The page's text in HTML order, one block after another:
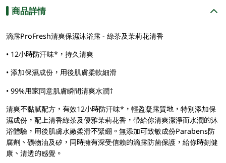
商品詳情
滴露ProFresh清爽保濕沐浴露 - 綠茶及茉莉花清香
• 12小時防汗味*，持久清爽
• 添加保濕成份，用後肌膚柔軟細滑
• 99%用家同意肌膚瞬間清爽水潤†
清爽不黏膩配方，有效12小時防汗味*，輕盈凝露質地，特別添加保
濕成份，配上清香綠茶及優雅茉莉花香，帶給你清爽潔淨而水潤的沐
浴體驗，用後肌膚水嫩柔滑不緊綳。無添加可致敏成份Parabens防
腐劑、礦物油及矽，同時擁有深受信賴的滴露防菌保護，給你時刻健
康、清透的感覺。